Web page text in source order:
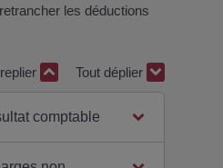
les déductions
Tout déplier
comptable